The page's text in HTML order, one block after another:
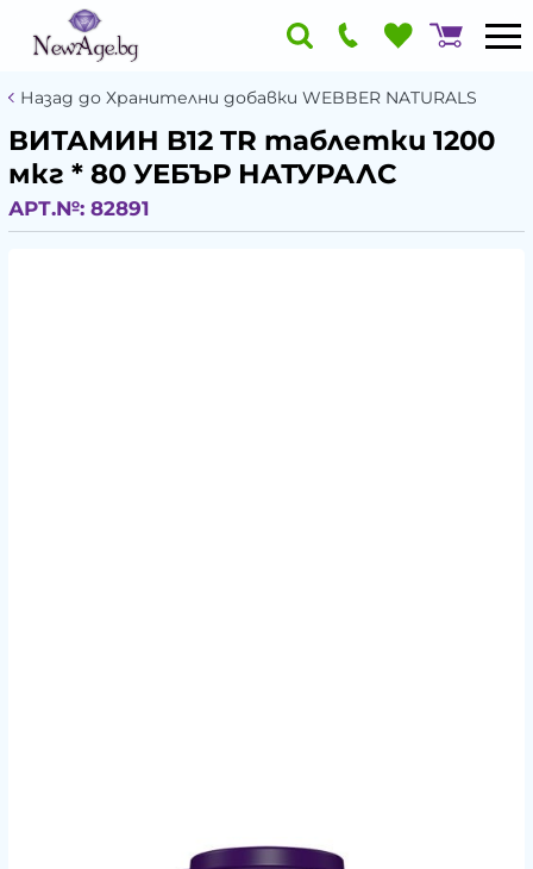
Назад до Хранителни добавки WEBBER NATURALS
ВИТАМИН B12 TR таблетки 1200
мкг * 80 УЕБЪР НАТУРАЛС
АРТ.№: 82891